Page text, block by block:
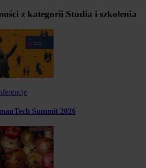
z kategorii Studia i szkolenia
Summit 2026